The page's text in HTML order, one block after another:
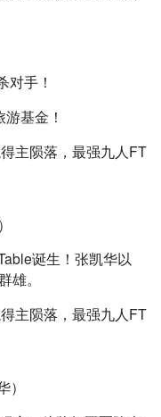
对手！
基金！
诞生！张凯华以
。
）